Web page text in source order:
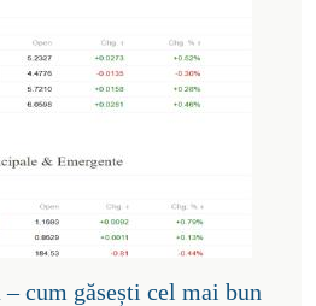
cum găsești cel mai bun